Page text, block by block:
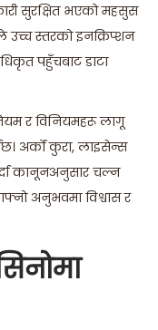
सुरक्षित भएको महसुस
उच्च स्तरको इनक्रिप्शन
पहुँचबाट डाटा
र विनियमहरू लागू
अर्को कुरा, लाइसेन्स
कानूनअनुसार चल्न
अनुभवमा विश्वास र